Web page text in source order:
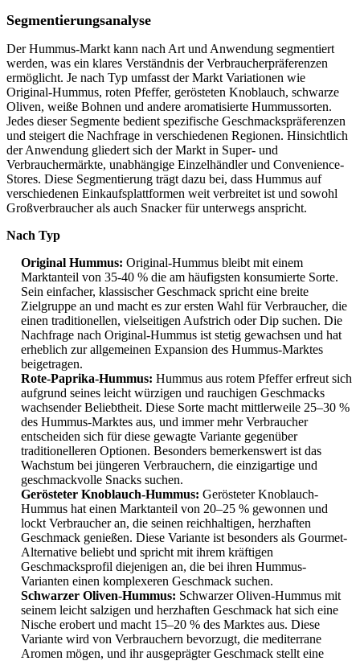
Segmentierungsanalyse
Der Hummus-Markt kann nach Art und Anwendung segmentiert
werden, was ein klares Verständnis der Verbraucherpräferenzen
ermöglicht. Je nach Typ umfasst der Markt Variationen wie
Original-Hummus, roten Pfeffer, gerösteten Knoblauch, schwarze
Oliven, weiße Bohnen und andere aromatisierte Hummussorten.
Jedes dieser Segmente bedient spezifische Geschmackspräferenzen
und steigert die Nachfrage in verschiedenen Regionen. Hinsichtlich
der Anwendung gliedert sich der Markt in Super- und
Verbrauchermärkte, unabhängige Einzelhändler und Convenience-
Stores. Diese Segmentierung trägt dazu bei, dass Hummus auf
verschiedenen Einkaufsplattformen weit verbreitet ist und sowohl
Großverbraucher als auch Snacker für unterwegs anspricht.
Nach Typ
Original Hummus: Original-Hummus bleibt mit einem
Marktanteil von 35-40 % die am häufigsten konsumierte Sorte.
Sein einfacher, klassischer Geschmack spricht eine breite
Zielgruppe an und macht es zur ersten Wahl für Verbraucher, die
einen traditionellen, vielseitigen Aufstrich oder Dip suchen. Die
Nachfrage nach Original-Hummus ist stetig gewachsen und hat
erheblich zur allgemeinen Expansion des Hummus-Marktes
beigetragen.
Rote-Paprika-Hummus: Hummus aus rotem Pfeffer erfreut sich
aufgrund seines leicht würzigen und rauchigen Geschmacks
wachsender Beliebtheit. Diese Sorte macht mittlerweile 25–30 %
des Hummus-Marktes aus, und immer mehr Verbraucher
entscheiden sich für diese gewagte Variante gegenüber
traditionelleren Optionen. Besonders bemerkenswert ist das
Wachstum bei jüngeren Verbrauchern, die einzigartige und
geschmackvolle Snacks suchen.
Gerösteter Knoblauch-Hummus: Gerösteter Knoblauch-
Hummus hat einen Marktanteil von 20–25 % gewonnen und
lockt Verbraucher an, die seinen reichhaltigen, herzhaften
Geschmack genießen. Diese Variante ist besonders als Gourmet-
Alternative beliebt und spricht mit ihrem kräftigen
Geschmacksprofil diejenigen an, die bei ihren Hummus-
Varianten einen komplexeren Geschmack suchen.
Schwarzer Oliven-Hummus: Schwarzer Oliven-Hummus mit
seinem leicht salzigen und herzhaften Geschmack hat sich eine
Nische erobert und macht 15–20 % des Marktes aus. Diese
Variante wird von Verbrauchern bevorzugt, die mediterrane
Aromen mögen, und ihr ausgeprägter Geschmack stellt eine